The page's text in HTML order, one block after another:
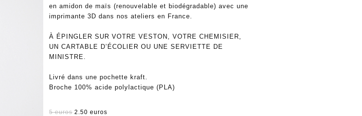
en amidon de maïs (renouvelable et biodégradable) avec une
imprimante 3D dans nos ateliers en France.
À ÉPINGLER SUR VOTRE VESTON, VOTRE CHEMISIER,
UN CARTABLE D’ÉCOLIER OU UNE SERVIETTE DE
MINISTRE.
Livré dans une pochette kraft.
Broche 100% acide polylactique (PLA)
5 euros 2.50 euros